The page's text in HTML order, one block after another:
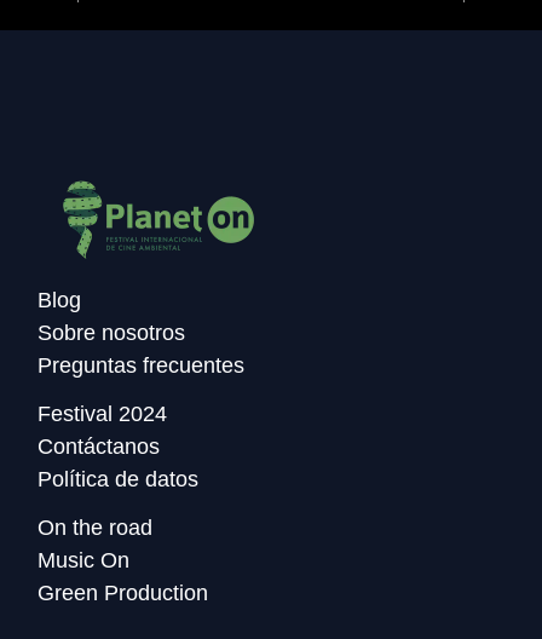
Blog
Sobre nosotros
Preguntas frecuentes
Festival 2024
Contáctanos
Política de datos
On the road
Music On
Green Production